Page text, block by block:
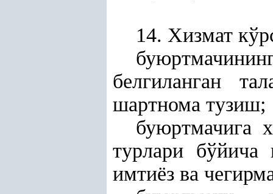
14. Хизмат
белгиланган
шартнома тузиш;
буюртмачига
турлари
имтиёз ва